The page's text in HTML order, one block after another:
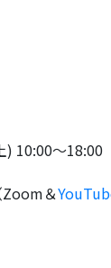
) 10:00～18:00
＆